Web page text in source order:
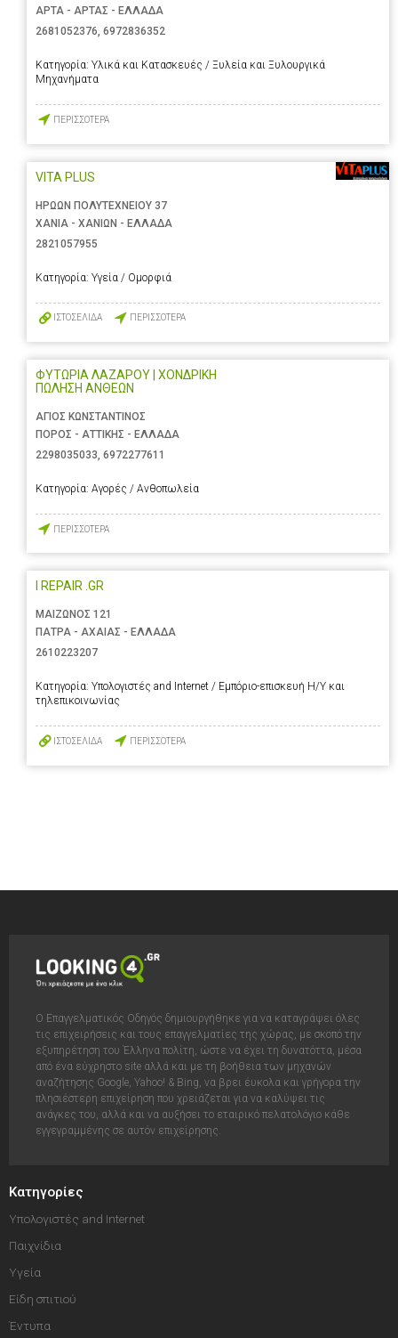
ΑΡΤΑ - ΑΡΤΑΣ - ΕΛΛΑΔΑ
2681052376, 6972836352
Κατηγορία: Υλικά και Κατασκευές / Ξυλεία και Ξυλουργικά
Μηχανήματα
ΠΕΡΙΣΣΟΤΕΡΑ
VITA PLUS
ΗΡΩΩΝ ΠΟΛΥΤΕΧΝΕΙΟΥ 37
ΧΑΝΙΑ - ΧΑΝΙΩΝ - ΕΛΛΑΔΑ
2821057955
Κατηγορία: Υγεία / Ομορφιά
ΙΣΤΟΣΕΛΙΔΑ ΠΕΡΙΣΣΟΤΕΡΑ
ΦΥΤΩΡΙΑ ΛΑΖΑΡΟΥ | ΧΟΝΔΡΙΚΗ
ΠΩΛΗΣΗ ΑΝΘΕΩΝ
ΑΓΙΟΣ ΚΩΝΣΤΑΝΤΙΝΟΣ
ΠΟΡΟΣ - ΑΤΤΙΚΗΣ - ΕΛΛΑΔΑ
2298035033, 6972277611
Κατηγορία: Αγορές / Ανθοπωλεία
ΠΕΡΙΣΣΟΤΕΡΑ
I REPAIR .GR
ΜΑΙΖΩΝΟΣ 121
ΠΑΤΡΑ - ΑΧΑΙΑΣ - ΕΛΛΑΔΑ
2610223207
Κατηγορία: Υπολογιστές and Internet / Εμπόριο-επισκευή Η/Υ και
τηλεπικοινωνίας
ΙΣΤΟΣΕΛΙΔΑ ΠΕΡΙΣΣΟΤΕΡΑ
Ο Επαγγελματικός Οδηγός δημιουργήθηκε για να καταγράψει όλες
τις επιχειρήσεις και τους επαγγελματίες της χώρας, με σκοπό την
εξυπηρέτηση του Έλληνα πολίτη, ώστε να έχει τη δυνατόττα, μέσα
από ένα εύχρηστο site αλλά και με τη βοήθεια των μηχανών
αναζήτησης Google, Yahoo! & Bing, να βρει έυκολα και γρήγορα την
πλησιέστερη επιχείρηση που χρειάζεται για να καλύψει τις
ανάγκες του, αλλά και να αυξήσει το εταιρικό πελατολόγιο κάθε
εγγεγραμμένης σε αυτόν επιχείρησης.
Κατηγορίες
Υπολογιστές and Internet
Παιχνίδια
Υγεία
Είδη σπιτιού
Έντυπα